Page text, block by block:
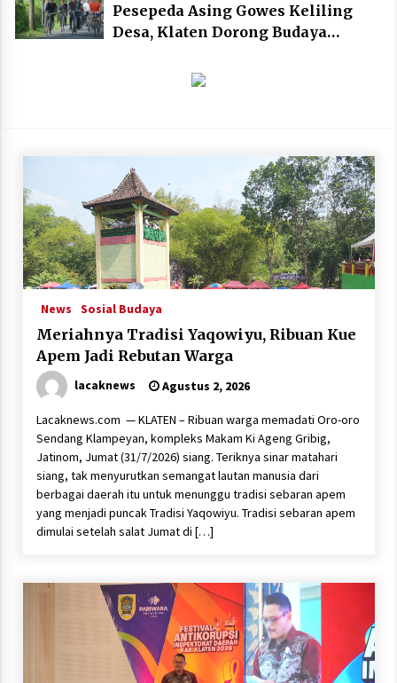
Pesepeda Asing Gowes Keliling
Desa, Klaten Dorong Budaya
News Sosial Budaya
Meriahnya Tradisi Yaqowiyu, Ribuan Kue
Apem Jadi Rebutan Warga
lacaknews Agustus 2, 2026
Lacaknews.com — KLATEN – Ribuan warga memadati Oro-oro
Sendang Klampeyan, kompleks Makam Ki Ageng Gribig,
Jatinom, Jumat (31/7/2026) siang. Teriknya sinar matahari
siang, tak menyurutkan semangat lautan manusia dari
berbagai daerah itu untuk menunggu tradisi sebaran apem
yang menjadi puncak Tradisi Yaqowiyu. Tradisi sebaran apem
dimulai setelah salat Jumat di […]